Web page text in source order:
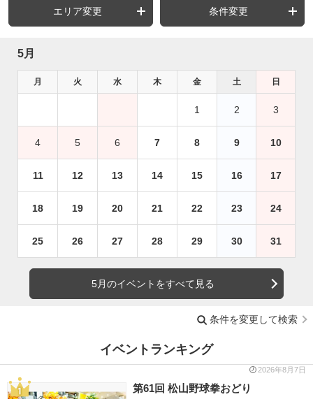
エリア変更 条件変更
5月
月 火 水 木 金 土 日
1 2 3
4 5 6 7 8 9 10
11 12 13 14 15 16 17
18 19 20 21 22 23 24
25 26 27 28 29 30 31
5月のイベントをすべて見る
条件を変更して検索
イベントランキング
2026年8月7日
第61回 松山野球拳おどり